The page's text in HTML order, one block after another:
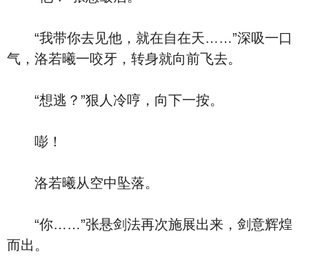
“我带你去见他，就在自在天……”深吸一口
气，洛若曦一咬牙，转身就向前飞去。
“想逃？”狠人冷哼，向下一按。
嘭！
洛若曦从空中坠落。
“你……”张悬剑法再次施展出来，剑意辉煌
而出。